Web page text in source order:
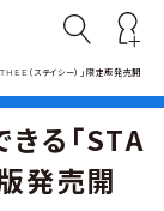
（ステイシー）」限定版発売開
る「STA
発売開